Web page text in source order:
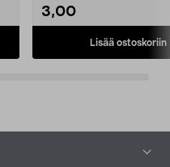
3,00
Lisää ostoskoriin